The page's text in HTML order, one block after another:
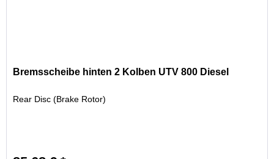
Bremsscheibe hinten 2 Kolben UTV 800 Diesel
Rear Disc (Brake Rotor)